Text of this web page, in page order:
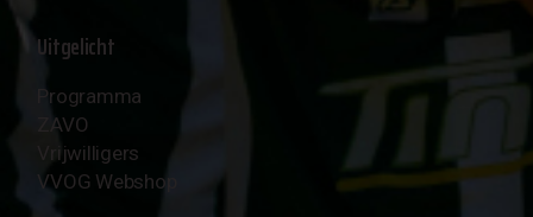
Uitgelicht
Programma
ZAVO
Vrijwilligers
VVOG Webshop